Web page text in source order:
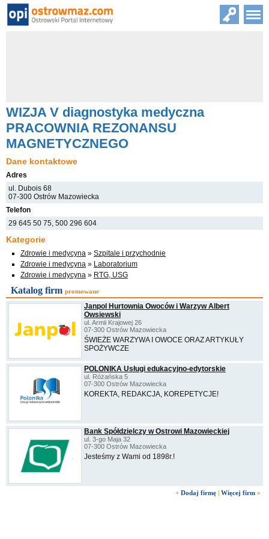
WIZJA V diagnostyka medyczna
PRACOWNIA REZONANSU
MAGNETYCZNEGO
Dane kontaktowe
Adres
ul. Dubois 68
07-300 Ostrów Mazowiecka
Telefon
29 645 50 75, 500 296 604
Kategorie
Zdrowie i medycyna » Szpitale i przychodnie
Zdrowie i medycyna » Laboratorium
Zdrowie i medycyna » RTG, USG
Katalog firm promowane
Janpol Hurtownia Owoców i Warzyw Albert
Owsiewski
ul. Armii Krajowej 26
07-300 Ostrów Mazowiecka
ŚWIEŻE WARZYWA I OWOCE ORAZ ARTYKUŁY
SPOŻYWCZE
POLONIKA Usługi edukacyjno-edytorskie
ul. Różańska 5
07-300 Ostrów Mazowiecka
KOREKTA, REDAKCJA, KOREPETYCJE!
Bank Spółdzielczy w Ostrowi Mazowieckiej
ul. 3-go Maja 32
07-300 Ostrów Mazowiecka
Jesteśmy z Wami od 1898r.!
+ Dodaj firmę | Więcej firm »